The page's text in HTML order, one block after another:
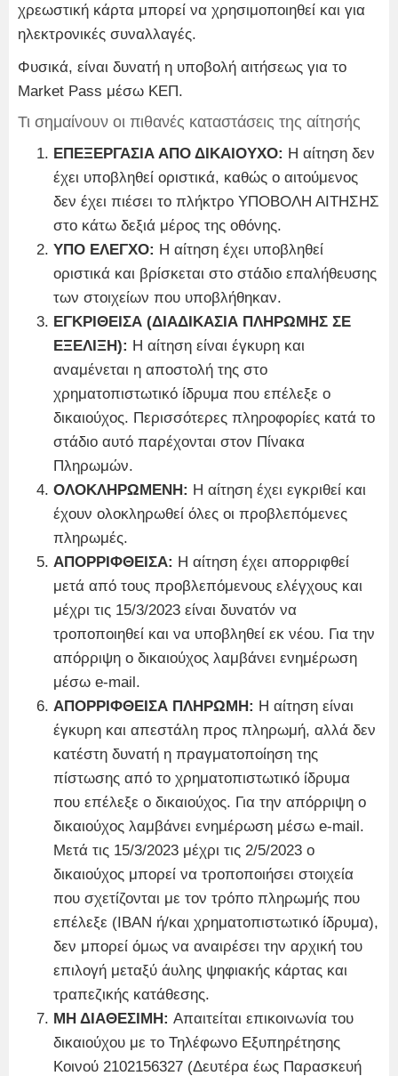
χρεωστική κάρτα μπορεί να χρησιμοποιηθεί και για
ηλεκτρονικές συναλλαγές.
Φυσικά, είναι δυνατή η υποβολή αιτήσεως για το
Market Pass μέσω ΚΕΠ.
Τι σημαίνουν οι πιθανές καταστάσεις της αίτησής
ΕΠΕΞΕΡΓΑΣΙΑ ΑΠΟ ΔΙΚΑΙΟΥΧΟ: Η αίτηση δεν
έχει υποβληθεί οριστικά, καθώς ο αιτούμενος
δεν έχει πιέσει το πλήκτρο ΥΠΟΒΟΛΗ ΑΙΤΗΣΗΣ
στο κάτω δεξιά μέρος της οθόνης.
ΥΠΟ ΕΛΕΓΧΟ: Η αίτηση έχει υποβληθεί
οριστικά και βρίσκεται στο στάδιο επαλήθευσης
των στοιχείων που υποβλήθηκαν.
ΕΓΚΡΙΘΕΙΣΑ (ΔΙΑΔΙΚΑΣΙΑ ΠΛΗΡΩΜΗΣ ΣΕ
ΕΞΕΛΙΞΗ): Η αίτηση είναι έγκυρη και
αναμένεται η αποστολή της στο
χρηματοπιστωτικό ίδρυμα που επέλεξε ο
δικαιούχος. Περισσότερες πληροφορίες κατά το
στάδιο αυτό παρέχονται στον Πίνακα
Πληρωμών.
ΟΛΟΚΛΗΡΩΜΕΝΗ: Η αίτηση έχει εγκριθεί και
έχουν ολοκληρωθεί όλες οι προβλεπόμενες
πληρωμές.
ΑΠΟΡΡΙΦΘΕΙΣΑ: Η αίτηση έχει απορριφθεί
μετά από τους προβλεπόμενους ελέγχους και
μέχρι τις 15/3/2023 είναι δυνατόν να
τροποποιηθεί και να υποβληθεί εκ νέου. Για την
απόρριψη ο δικαιούχος λαμβάνει ενημέρωση
μέσω e-mail.
ΑΠΟΡΡΙΦΘΕΙΣΑ ΠΛΗΡΩΜΗ: Η αίτηση είναι
έγκυρη και απεστάλη προς πληρωμή, αλλά δεν
κατέστη δυνατή η πραγματοποίηση της
πίστωσης από το χρηματοπιστωτικό ίδρυμα
που επέλεξε ο δικαιούχος. Για την απόρριψη ο
δικαιούχος λαμβάνει ενημέρωση μέσω e-mail.
Μετά τις 15/3/2023 μέχρι τις 2/5/2023 ο
δικαιούχος μπορεί να τροποποιήσει στοιχεία
που σχετίζονται με τον τρόπο πληρωμής που
επέλεξε (ΙΒΑΝ ή/και χρηματοπιστωτικό ίδρυμα),
δεν μπορεί όμως να αναιρέσει την αρχική του
επιλογή μεταξύ άυλης ψηφιακής κάρτας και
τραπεζικής κατάθεσης.
ΜΗ ΔΙΑΘΕΣΙΜΗ: Απαιτείται επικοινωνία του
δικαιούχου με το Τηλέφωνο Εξυπηρέτησης
Κοινού 2102156327 (Δευτέρα έως Παρασκευή